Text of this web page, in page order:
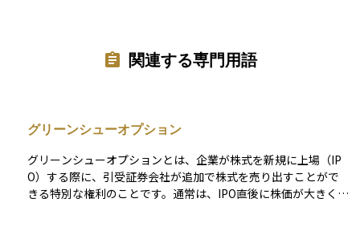
関連する専門用語
グリーンシューオプション
グリーンシューオプションとは、企業が株式を新規に上場（IP
O）する際に、引受証券会社が追加で株式を売り出すことがで
きる特別な権利のことです。通常は、IPO直後に株価が大きく変